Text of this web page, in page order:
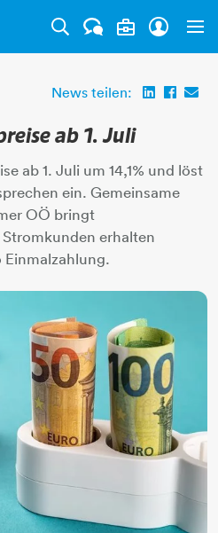
News teilen:
ab 1. Juli
ab 1. Juli um 14,1% und löst
ein. Gemeinsame
OÖ bringt
erhalten
Einmalzahlung.